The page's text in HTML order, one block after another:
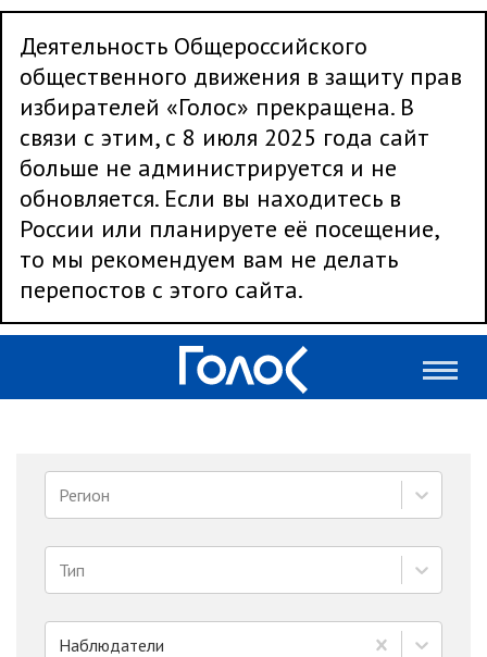
Деятельность Общероссийского
общественного движения в защиту прав
избирателей «Голос» прекращена. В
связи с этим, с 8 июля 2025 года сайт
больше не администрируется и не
обновляется. Если вы находитесь в
России или планируете её посещение,
то мы рекомендуем вам не делать
перепостов с этого сайта.
Регион
Тип
Наблюдатели